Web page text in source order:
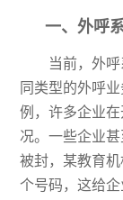
一、外呼
当前，外
同类型的外呼
例，许多企业
况。一些企业
被封，某教育
个号码，这给